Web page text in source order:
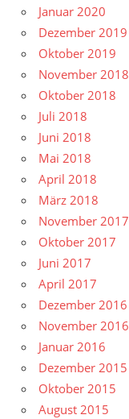
Januar 2020
Dezember 2019
Oktober 2019
November 2018
Oktober 2018
Juli 2018
Juni 2018
Mai 2018
April 2018
März 2018
November 2017
Oktober 2017
Juni 2017
April 2017
Dezember 2016
November 2016
Januar 2016
Dezember 2015
Oktober 2015
August 2015